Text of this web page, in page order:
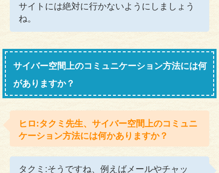
サイトには絶対に行かないようにしましょう
ね。
サイバー空間上のコミュニケーション方法には何
がありますか？
ヒロ:タクミ先生、サイバー空間上のコミュニ
ケーション方法には何かありますか？
タクミ:そうですね、例えばメールやチャッ